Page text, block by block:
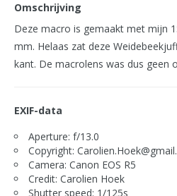
Omschrijving
Deze macro is gemaakt met mijn
mm. Helaas zat deze
kant. De macrolens was dus geen
EXIF-data
Aperture: f/13.0
Copyright:
Camera: Canon EOS R5
Credit: Carolien Hoek
Shutter speed: 1/125s